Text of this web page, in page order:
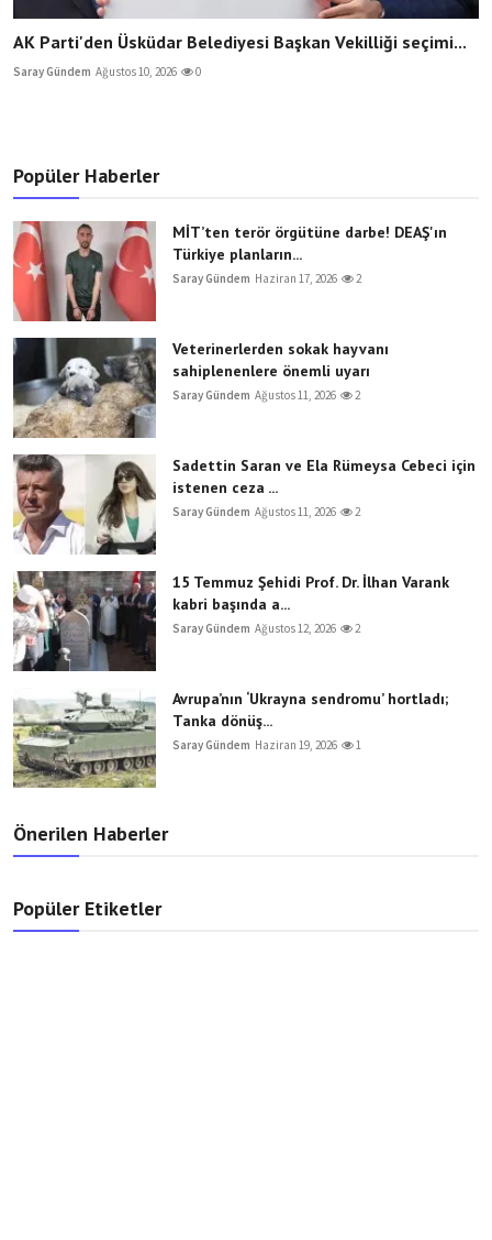
AK Parti'den Üsküdar Belediyesi Başkan Vekilliği seçimi...
Saray Gündem Ağustos 10, 2026 0
Popüler Haberler
MİT’ten terör örgütüne darbe! DEAŞ'ın
Türkiye planların...
Saray Gündem Haziran 17, 2026 2
Veterinerlerden sokak hayvanı
sahiplenenlere önemli uyarı
Saray Gündem Ağustos 11, 2026 2
Sadettin Saran ve Ela Rümeysa Cebeci için
istenen ceza ...
Saray Gündem Ağustos 11, 2026 2
15 Temmuz Şehidi Prof. Dr. İlhan Varank
kabri başında a...
Saray Gündem Ağustos 12, 2026 2
Avrupa’nın ‘Ukrayna sendromu’ hortladı;
Tanka dönüş...
Saray Gündem Haziran 19, 2026 1
Önerilen Haberler
Popüler Etiketler